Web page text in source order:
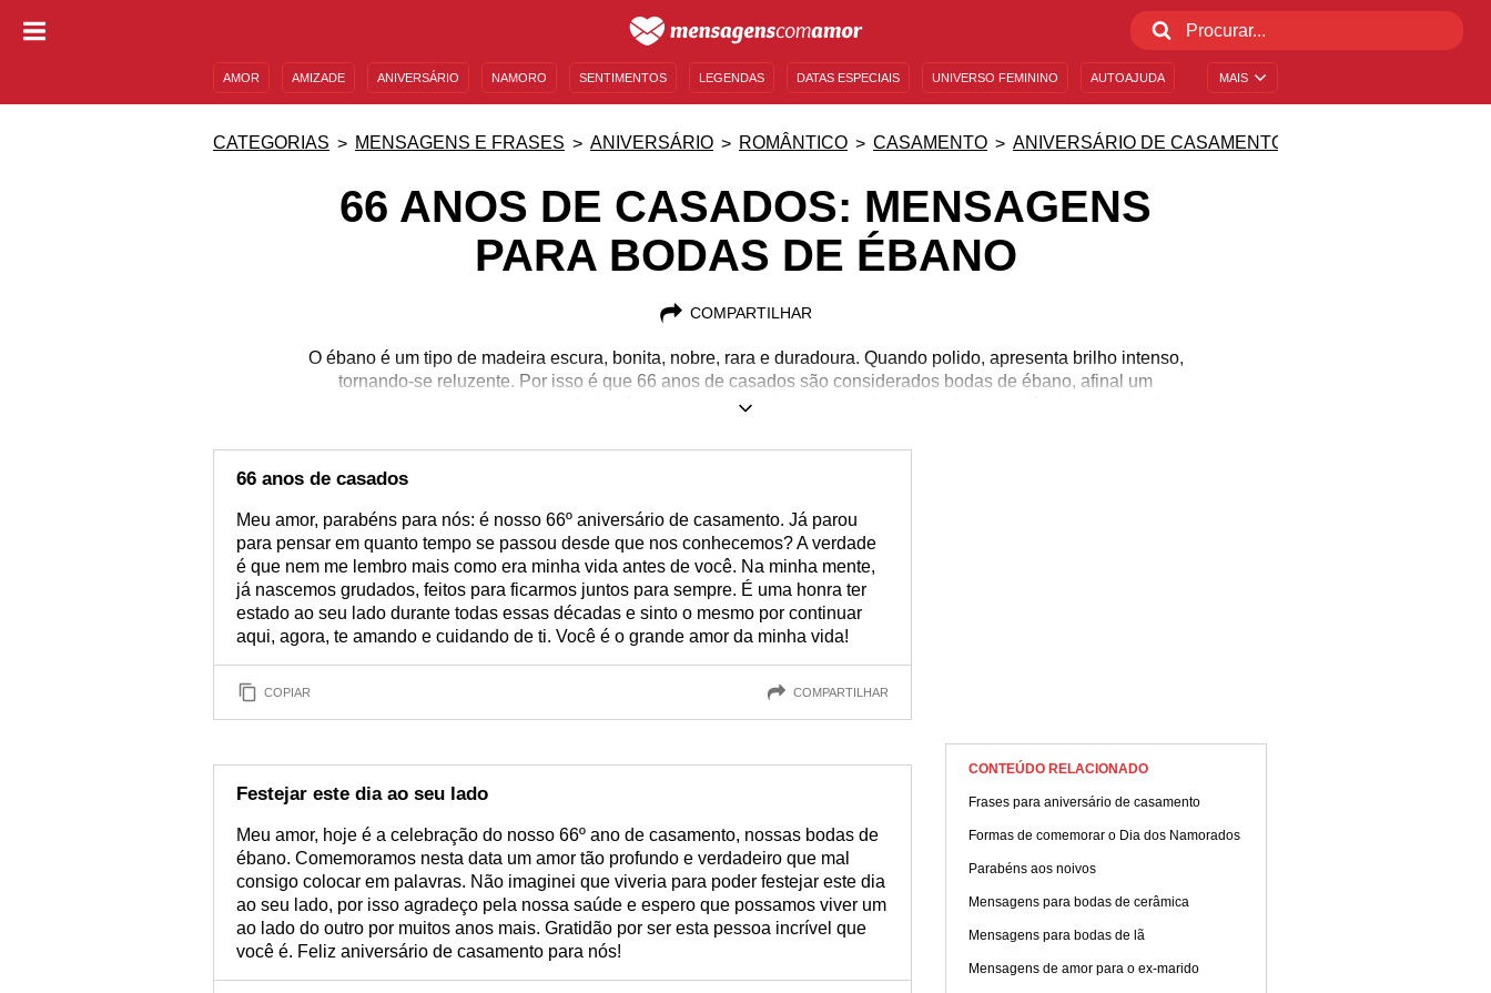
MAIS
AMOR AMIZADE ANIVERSÁRIO NAMORO SENTIMENTOS LEGENDAS DATAS ESPECIAIS UNIVERSO FEMININO AUTOAJUDA
CATEGORIAS MENSAGENS E FRASES ANIVERSÁRIO ROMÂNTICO CASAMENTO ANIVERSÁRIO DE CASAMENTO
66 ANOS DE CASADOS: MENSAGENS
PARA BODAS DE ÉBANO
COMPARTILHAR
O ébano é um tipo de madeira escura, bonita, nobre, rara e duradoura. Quando polido, apresenta brilho intenso,
tornando-se reluzente. Por isso é que 66 anos de casados são considerados bodas de ébano, afinal um
relacionamento com tanta longevidade só pode ser raro, resistente e repleto de lindas experiências para lembrar
expresse a sua alegria e a sua gratidão por vivenciar isso ao lado de quem participa da sua jornada há mais de
seis décadas. Compartilhe uma mensagem com a pessoa amada. Escolha uma das nossas sugestões e crie
66 anos de casados
Meu amor, parabéns para nós: é nosso 66º aniversário de casamento. Já parou
para pensar em quanto tempo se passou desde que nos conhecemos? A verdade
é que nem me lembro mais como era minha vida antes de você. Na minha mente,
já nascemos grudados, feitos para ficarmos juntos para sempre. É uma honra ter
estado ao seu lado durante todas essas décadas e sinto o mesmo por continuar
aqui, agora, te amando e cuidando de ti. Você é o grande amor da minha vida!
COPIAR COMPARTILHAR
Festejar este dia ao seu lado
Meu amor, hoje é a celebração do nosso 66º ano de casamento, nossas bodas de
ébano. Comemoramos nesta data um amor tão profundo e verdadeiro que mal
consigo colocar em palavras. Não imaginei que viveria para poder festejar este dia
ao seu lado, por isso agradeço pela nossa saúde e espero que possamos viver um
ao lado do outro por muitos anos mais. Gratidão por ser esta pessoa incrível que
você é. Feliz aniversário de casamento para nós!
CONTEÚDO RELACIONADO
Frases para aniversário de casamento
Formas de comemorar o Dia dos Namorados
Parabéns aos noivos
Mensagens para bodas de cerâmica
Mensagens para bodas de lã
Mensagens de amor para o ex-marido